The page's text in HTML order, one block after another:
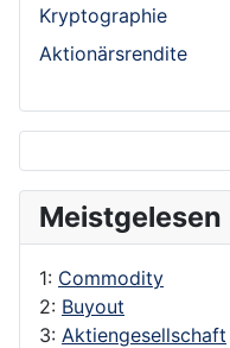
Kryptographie
Aktionärsrendite
Meistgelesen
1: Commodity
2: Buyout
3: Aktiengesellschaft